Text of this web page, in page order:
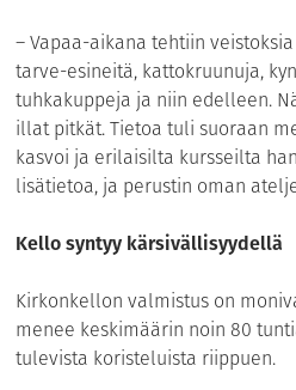
– Vapaa-aikana tehtiin
tarve-esineitä, kattokruunuja,
tuhkakuppeja ja niin edelleen.
illat pitkät. Tietoa tuli suoraan
kasvoi ja erilaisilta kursseilta
lisätietoa, ja perustin oman
Kello syntyy kärsivällisyydellä
Kirkonkellon valmistus on
menee keskimäärin noin 80
tulevista koristeluista riippuen.